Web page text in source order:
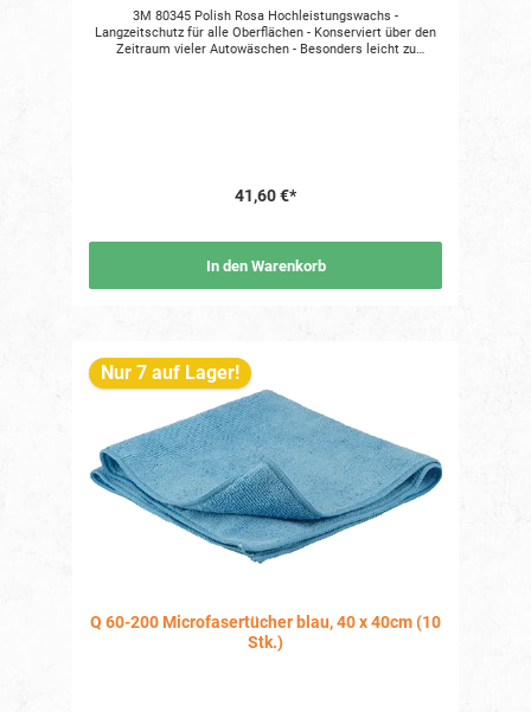
3M 80345 Polish Rosa Hochleistungswachs -
Langzeitschutz für alle Oberflächen - Konserviert über den
Zeitraum vieler Autowäschen - Besonders leicht zu
41,60 €*
In den Warenkorb
Nur 7 auf Lager!
Q 60-200 Microfasertücher blau, 40 x 40cm (10
Stk.)